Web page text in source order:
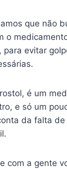
que não
o
para evitar
é um
e só um
da falta de
com a gente